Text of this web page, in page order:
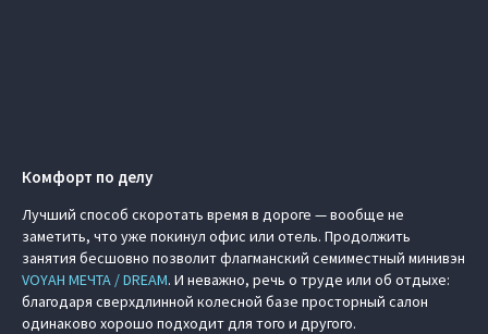
Комфорт по делу
Лучший способ скоротать время в дороге — вообще не
заметить, что уже покинул офис или отель. Продолжить
занятия бесшовно позволит флагманский семиместный минивэн
VOYAH МЕЧТА / DREAM. И неважно, речь о труде или об отдыхе:
благодаря сверхдлинной колесной базе просторный салон
одинаково хорошо подходит для того и другого.